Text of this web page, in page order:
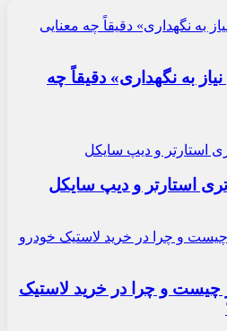
به نگهداری» دقیقاً چه
استارتر و دیپ سایکل
و چرا در خرید لاستیک